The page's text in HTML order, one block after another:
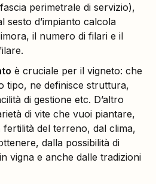
perimetrale di servizio),
sesto d’impianto calcola
il numero di filari e il
è cruciale per il vigneto: che
tipo, ne definisce struttura,
di gestione etc. D’altro
di vite che vuoi piantare,
del terreno, dal clima,
dalla possibilità di
vigna e anche dalle tradizioni